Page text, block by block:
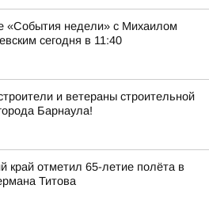
«События недели» с Михаилом
сегодня в 11:40
и ветераны строительной
Барнаула!
край отметил 65-летие полёта в
Титова